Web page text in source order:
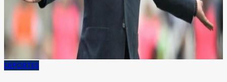
DEPORTES